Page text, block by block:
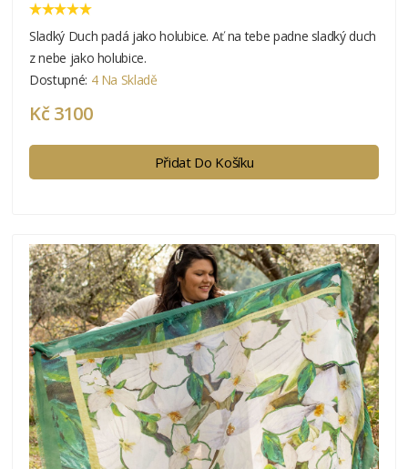
Sladký Duch padá jako holubice. Ať na tebe padne sladký duch
z nebe jako holubice.
Dostupné: 4 Na Skladě
Kč 3100
Přidat Do Košíku